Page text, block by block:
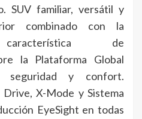
SUV familiar, versátil y
combinado con la
característica de
la Plataforma Global
seguridad y confort.
X-Mode y Sistema
EyeSight en todas